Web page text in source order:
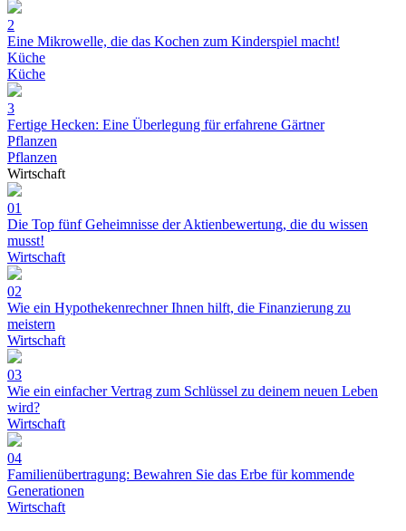
2
Eine Mikrowelle, die das Kochen zum Kinderspiel macht!
Küche
Küche
3
Fertige Hecken: Eine Überlegung für erfahrene Gärtner
Pflanzen
Pflanzen
Wirtschaft
01
Die Top fünf Geheimnisse der Aktienbewertung, die du wissen
musst!
Wirtschaft
02
Wie ein Hypothekenrechner Ihnen hilft, die Finanzierung zu
meistern
Wirtschaft
03
Wie ein einfacher Vertrag zum Schlüssel zu deinem neuen Leben
wird?
Wirtschaft
04
Familienübertragung: Bewahren Sie das Erbe für kommende
Generationen
Wirtschaft